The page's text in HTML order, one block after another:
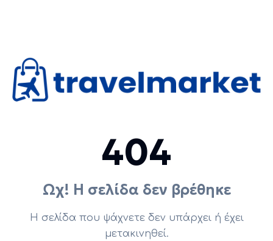
404
Ωχ! Η σελίδα δεν βρέθηκε
Η σελίδα που ψάχνετε δεν υπάρχει ή έχει
μετακινηθεί.